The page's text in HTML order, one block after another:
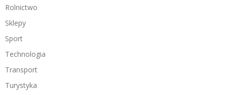
Rolnictwo
Sklepy
Sport
Technologia
Transport
Turystyka